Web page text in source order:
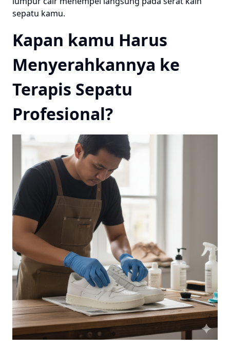
sepatu kamu.
Kapan kamu Harus
Menyerahkannya ke
Terapis Sepatu
Profesional?